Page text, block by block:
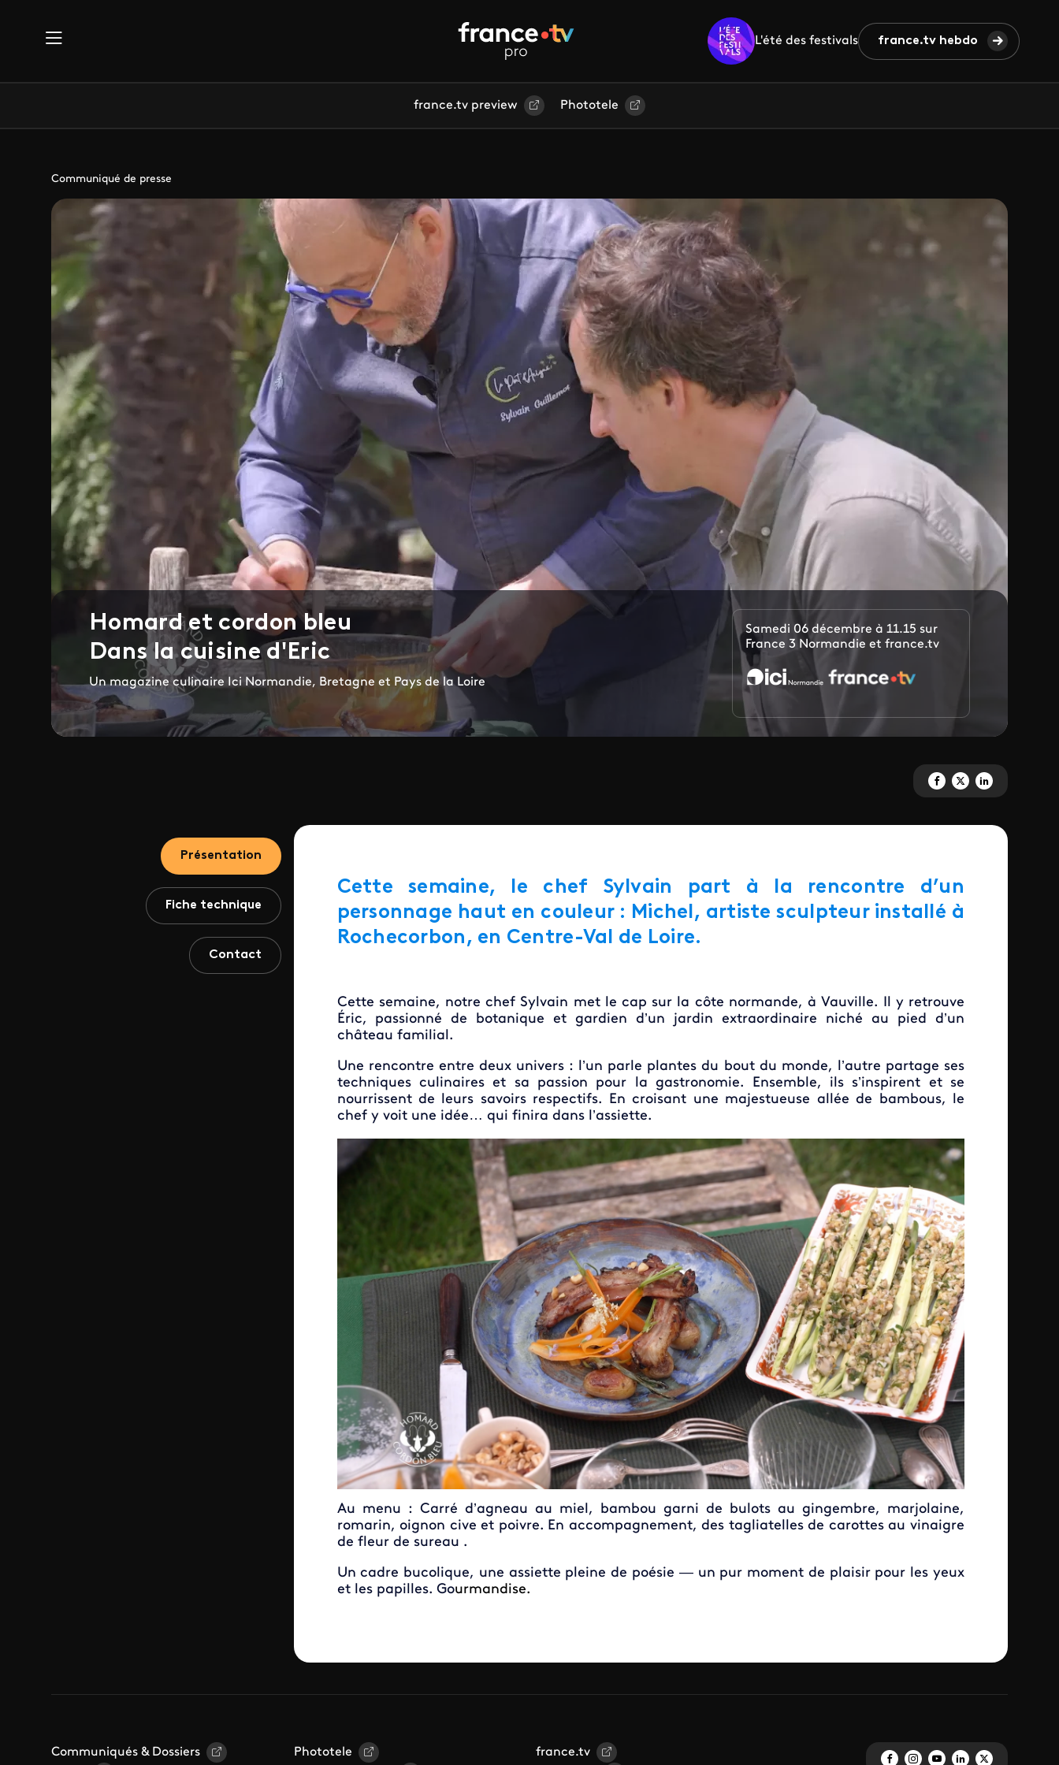
L'été des festivals france.tv hebdo
france.tv preview Phototele
Communiqué de presse
Homard et cordon bleu
Dans la cuisine d'Eric
Un magazine culinaire Ici Normandie, Bretagne et Pays de la Loire
Samedi 06 décembre à 11.15 sur
France 3 Normandie et france.tv
Partagez 'Homard et cordon
Partagez 'Homard et
Partagez 'Homard
Présentation
Fiche technique
Contact
Cette semaine, le chef Sylvain part à la rencontre d’un
personnage haut en couleur : Michel, artiste sculpteur installé à
Rochecorbon, en Centre-Val de Loire.
Cette semaine, notre chef Sylvain met le cap sur la côte normande, à Vauville. Il y retrouve
Éric, passionné de botanique et gardien d’un jardin extraordinaire niché au pied d’un
château familial.
Une rencontre entre deux univers : l’un parle plantes du bout du monde, l’autre partage ses
techniques culinaires et sa passion pour la gastronomie. Ensemble, ils s’inspirent et se
nourrissent de leurs savoirs respectifs. En croisant une majestueuse allée de bambous, le
chef y voit une idée… qui finira dans l’assiette.
Au menu : Carré d’agneau au miel, bambou garni de bulots au gingembre, marjolaine,
romarin, oignon cive et poivre. En accompagnement, des tagliatelles de carottes au vinaigre
de fleur de sureau .
Un cadre bucolique, une assiette pleine de poésie — un pur moment de plaisir pour les yeux
et les papilles. Gourmandise.
Communiqués & Dossiers Phototele france.tv